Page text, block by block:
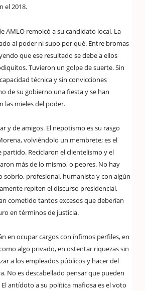
el 2018.
AMLO remolcó a su candidato local. La
al poder ni supo por qué. Entre bromas
que ese resultado se debe a ellos
Tuvieron un golpe de suerte. Sin
técnica y sin convicciones
de su gobierno una fiesta y se han
las mieles del poder.
y de amigos. El nepotismo es su rasgo
volviéndolo un membrete; es el
Reciclaron el clientelismo y el
más de lo mismo, o peores. No hay
sobrio, profesional, humanista y con algún
repiten el discurso presidencial,
cometido tantos excesos que deberían
en términos de justicia.
en ocupar cargos con ínfimos perfiles, en
algo privado, en ostentar riquezas sin
a los empleados públicos y hacer del
No es descabellado pensar que pueden
antídoto a su política mafiosa es el voto